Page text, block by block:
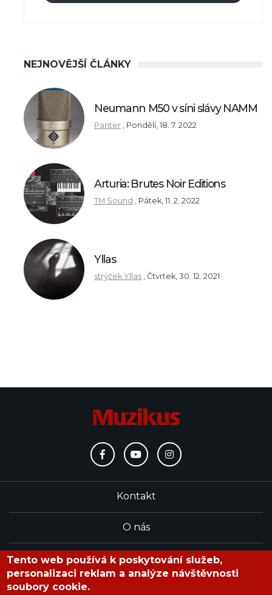
NEJNOVĚJŠÍ ČLÁNKY
Neumann M50 v síni slávy NAMM
Panter Pondělí, 18. 7. 2022
Arturia: Brutes Noir Editions
TM Sound Pátek, 11. 2. 2022
Yllas
strýček Yllas Čtvrtek, 30. 12. 2021
Kontakt
O nás
Redakce
Tento web používá k poskytování služeb,
personalizaci reklam a analýze návštěvnosti
soubory cookie.